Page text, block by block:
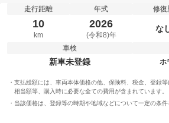
走行距離
10
km
年式
2026
(令和8)年
修復
な
車検
新車未登録
ホ
支払総額には、車両本体価格の他、保険料、税金、登録
相当額等、購入時に必要な全ての費用が含まれています。
当該価格は、登録等の時期や地域などについて一定の条件